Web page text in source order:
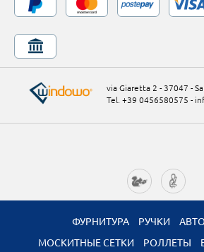
via Giaretta 2 - 37047 -
Tel. +39 0456580575 -
ФУРНИТУРА РУЧКИ
МОСКИТНЫЕ СЕТКИ
РОЛЛЕТЫ